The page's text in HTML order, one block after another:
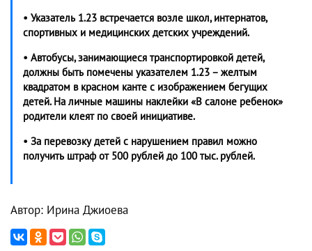
• Указатель 1.23 встречается возле школ, интернатов,
спортивных и медицинских детских учреждений.
• Автобусы, занимающиеся транспортировкой детей,
должны быть помечены указателем 1.23 – желтым
квадратом в красном канте с изображением бегущих
детей. На личные машины наклейки «В салоне ребенок»
родители клеят по своей инициативе.
• За перевозку детей с нарушением правил можно
получить штраф от 500 рублей до 100 тыс. рублей.
Автор: Ирина Джиоева